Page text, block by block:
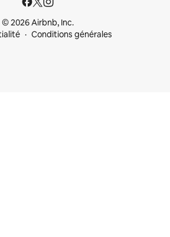
© 2026 Airbnb, Inc.
Conditions générales